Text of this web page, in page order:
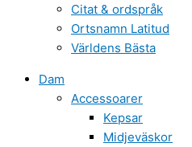
Citat & ordspråk
Ortsnamn Latitud
Världens Bästa
Dam
Accessoarer
Kepsar
Midjeväskor